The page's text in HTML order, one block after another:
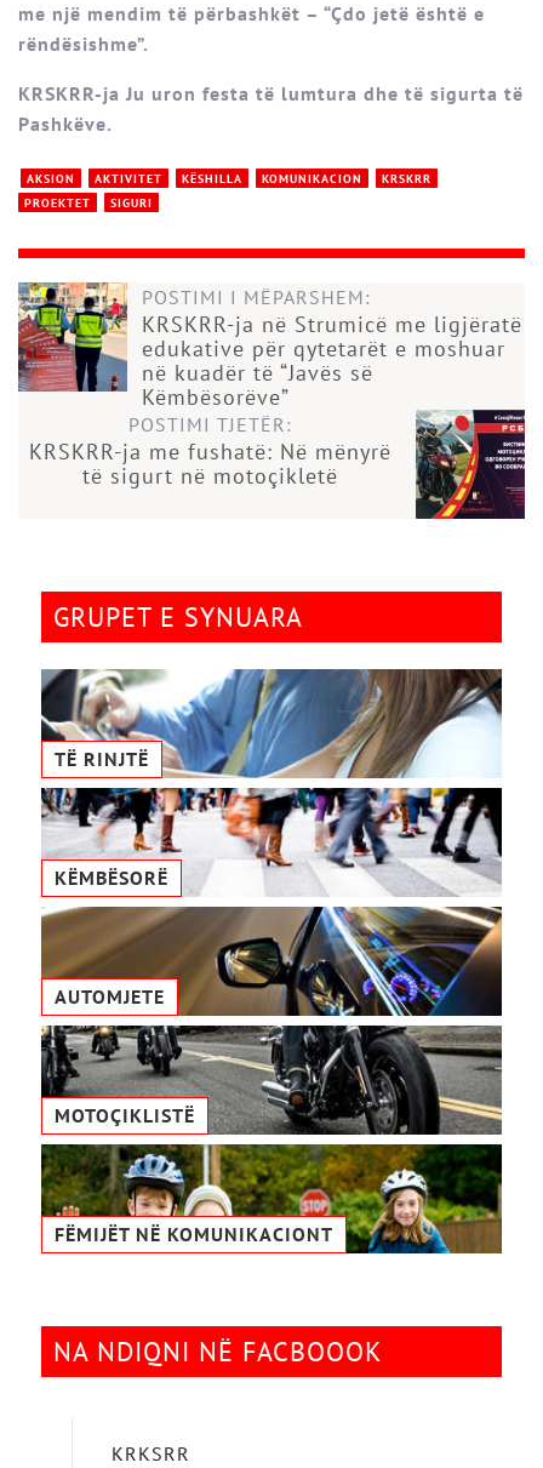
me një mendim të përbashkët – “Çdo jetë është e
rëndësishme”.
KRSKRR-ja Ju uron festa të lumtura dhe të sigurta të
Pashkëve.
AKSION AKTIVITET KËSHILLA KOMUNIKACION
KRSKRR
PROEKTET
SIGURI
POSTIMI I MËPARSHEM:
KRSKRR-ja në Strumicë me ligjëratë
edukative për qytetarët e moshuar
në kuadër të “Javës së
Këmbësorëve”
POSTIMI TJETËR:
KRSKRR-ja me fushatë: Në mënyrë
të sigurt në motoçikletë
GRUPET E SYNUARA
TË RINJTË
KËMBËSORË
AUTOMJETE
MOTOÇIKLISTË
FËMIJËT NË KOMUNIKACIONТ
NA NDIQNI NË FACBOOOK
KRKSRR